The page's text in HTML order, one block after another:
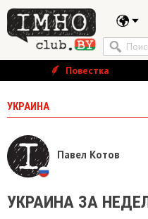
Повестка
УКРАИНА
Павел Котов
​УКРАИНА ЗА